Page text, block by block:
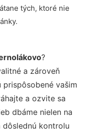
tých, ktoré nie
?
a zároveň
vašim
a ozvite sa
dbáme nielen na
kontrolu